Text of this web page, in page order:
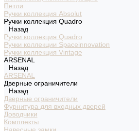
Петли
Ручки коллекция Absolut
Ручки коллекция Quadro
Назад
Ручки коллекция Quadro
Ручки коллекции Spaceinnovation
Ручки коллекция Vintage
ARSENAL
Назад
ARSENAL
Дверные ограничители
Назад
Дверные ограничители
Фурнитура для входных дверей
Доводчики
Комплекты